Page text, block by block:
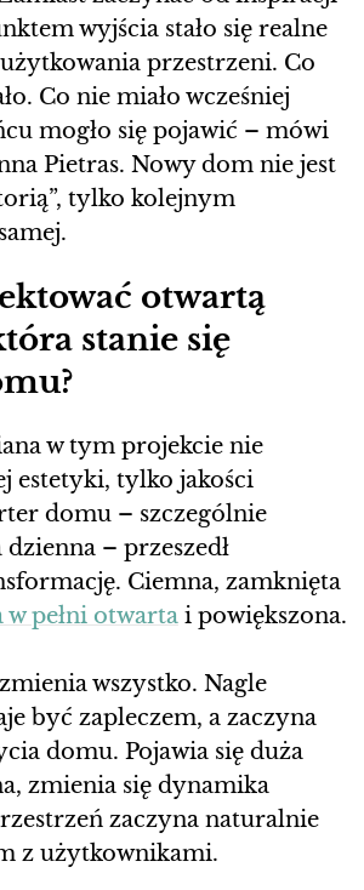
wyjścia stało się realne
przestrzeni. Co
Co nie miało wcześniej
mogło się pojawić – mówi
Pietras. Nowy dom nie jest
tylko kolejnym
otwartą
stanie się
w tym projekcie nie
estetyki, tylko jakości
domu – szczególnie
– przeszedł
Ciemna, zamknięta
w pełni otwarta i powiększona.
wszystko. Nagle
być zapleczem, a zaczyna
domu. Pojawia się duża
zmienia się dynamika
zaczyna naturalnie
z użytkownikami.